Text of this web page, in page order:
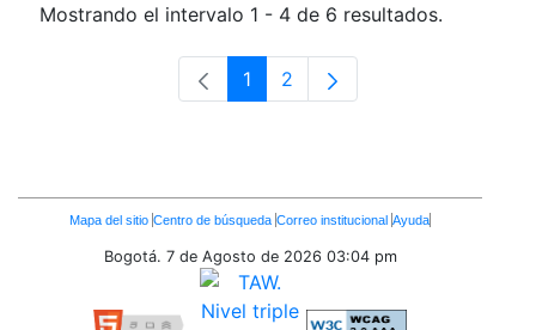
Mostrando el intervalo 1 - 4 de 6 resultados.
Página
1 Página
2
Enlaces
Inferiores
Mapa del sitio Centro de búsqueda Correo institucional Ayuda
Bogotá. 7 de Agosto de 2026 03:04 pm